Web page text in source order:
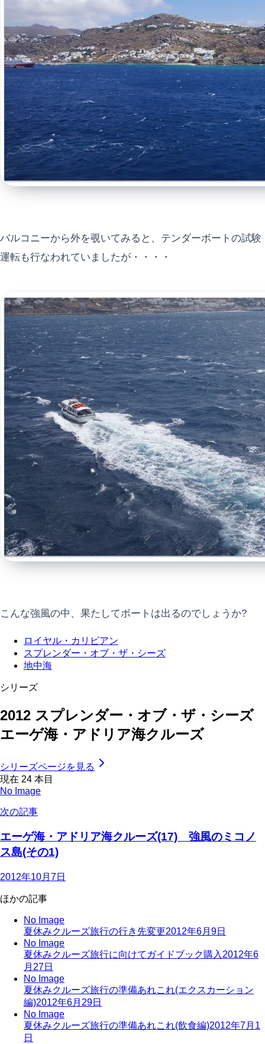
バルコニーから外を覗いてみると、テンダーボートの試験
運転も行なわれていましたが・・・・
こんな強風の中、果たしてボートは出るのでしょうか?
ロイヤル・カリビアン
スプレンダー・オブ・ザ・シーズ
地中海
シリーズ
2012 スプレンダー・オブ・ザ・シーズ
エーゲ海・アドリア海クルーズ
シリーズページを見る
現在 24 本目
No Image
次の記事
エーゲ海・アドリア海クルーズ(17) 強風のミコノ
ス島(その1)
2012年10月7日
ほかの記事
No Image
夏休みクルーズ旅行の行き先変更2012年6月9日
No Image
夏休みクルーズ旅行に向けてガイドブック購入 2012年6
月27日
No Image
夏休みクルーズ旅行の準備あれこれ(エクスカーション
編)2012年6月29日
No Image
夏休みクルーズ旅行の準備あれこれ(飲食編)2012年7月1
日